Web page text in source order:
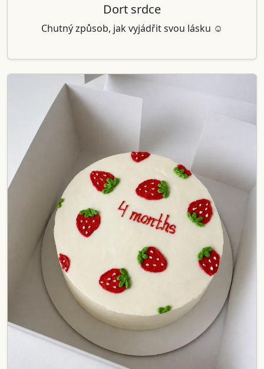
Dort srdce
Chutný způsob, jak vyjádřit svou lásku ☺️